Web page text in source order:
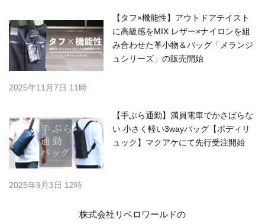
【タフ×機能性】アウトドアテイスト
に高級感をMIX レザー×ナイロンを組
み合わせた革小物＆バッグ「メランジ
ュシリーズ」の販売開始
2025年11月7日 11時
【手ぶら通勤】満員電車でかさばらな
い 小さく軽い3wayバッグ【ボディリ
ュック】マクアケにて先行受注開始
2025年9月3日 12時
株式会社リベロワールドの